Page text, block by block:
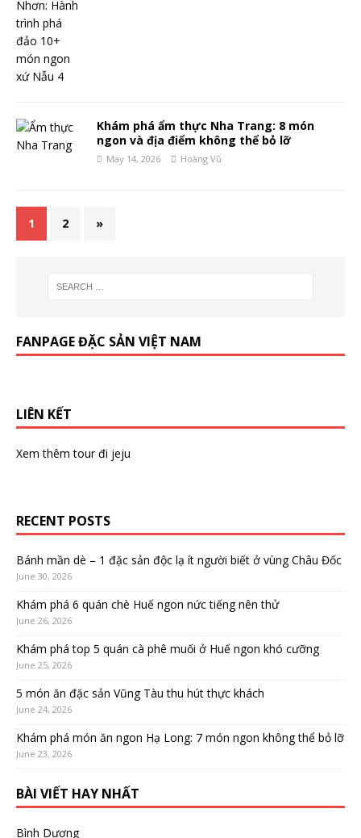
Khám phá ẩm thực Nha Trang: 8 món
ngon và địa điểm không thể bỏ lỡ
May 14, 2026 Hoàng Vũ
1 2 »
FANPAGE ĐẶC SẢN VIỆT NAM
LIÊN KẾT
Xem thêmtour đi jeju
RECENT POSTS
Bánh mần dè – 1 đặc sản độc lạ ít người biết ở vùng Châu Đốc
June 30, 2026
Khám phá 6 quán chè Huế ngon nức tiếng nên thử
June 26, 2026
Khám phá top 5 quán cà phê muối ở Huế ngon khó cưỡng
June 25, 2026
5 món ăn đặc sản Vũng Tàu thu hút thực khách
June 24, 2026
Khám phá món ăn ngon Hạ Long: 7 món ngon không thể bỏ lỡ
June 23, 2026
BÀI VIẾT HAY NHẤT
Bình Dương